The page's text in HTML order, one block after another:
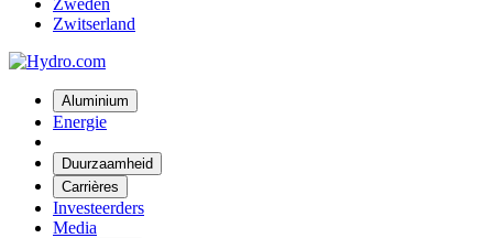
Zweden
Zwitserland
Aluminium
Energie
Duurzaamheid
Carrières
Investeerders
Media